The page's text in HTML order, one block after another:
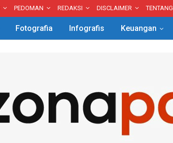
PEDOMAN REDAKSI DISCLAIMER TENTANG
Fotografia Infografis Keuangan